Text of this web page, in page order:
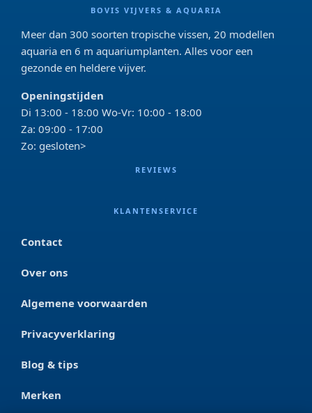
BOVIS VIJVERS & AQUARIA
Meer dan 300 soorten tropische vissen, 20 modellen
aquaria en 6 m aquariumplanten. Alles voor een
gezonde en heldere vijver.
Openingstijden
Di 13:00 - 18:00 Wo-Vr: 10:00 - 18:00
Za: 09:00 - 17:00
Zo: gesloten>
REVIEWS
KLANTENSERVICE
Contact
Over ons
Algemene voorwaarden
Privacyverklaring
Blog & tips
Merken